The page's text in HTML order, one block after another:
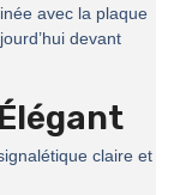
avec la plaque
devant
claire et